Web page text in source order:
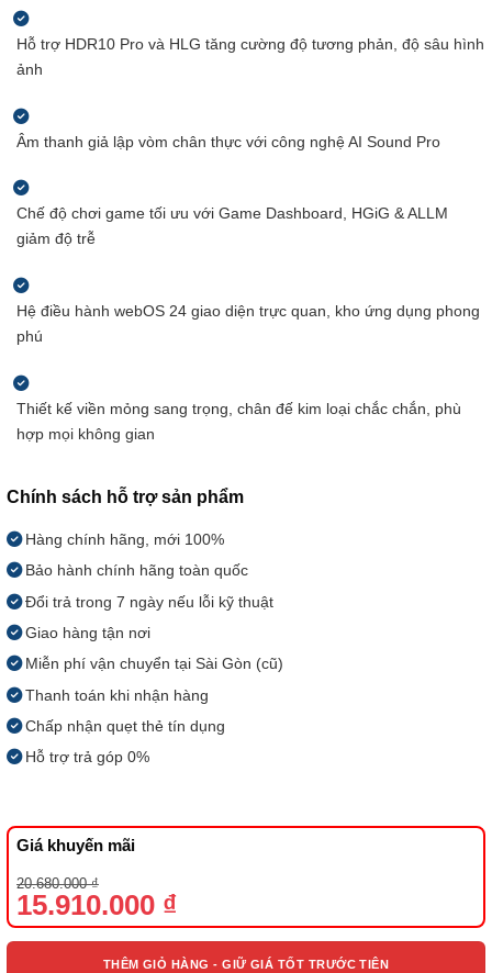
Hỗ trợ HDR10 Pro và HLG tăng cường độ tương phản, độ sâu hình
ảnh
Âm thanh giả lập vòm chân thực với công nghệ AI Sound Pro
Chế độ chơi game tối ưu với Game Dashboard, HGiG & ALLM
giảm độ trễ
Hệ điều hành webOS 24 giao diện trực quan, kho ứng dụng phong
phú
Thiết kế viền mỏng sang trọng, chân đế kim loại chắc chắn, phù
hợp mọi không gian
Chính sách hỗ trợ sản phẩm
Hàng chính hãng, mới 100%
Bảo hành chính hãng toàn quốc
Đổi trả trong 7 ngày nếu lỗi kỹ thuật
Giao hàng tận nơi
Miễn phí vận chuyển tại Sài Gòn (cũ)
Thanh toán khi nhận hàng
Chấp nhận quẹt thẻ tín dụng
Hỗ trợ trả góp 0%
Giá khuyến mãi
20.680.000₫
Giá
gốc
là:
20.680.000 ₫.
15.910.000 ₫
Giá
hiện
tại
là:
THÊM GIỎ HÀNG - GIỮ GIÁ TỐT TRƯỚC TIÊN